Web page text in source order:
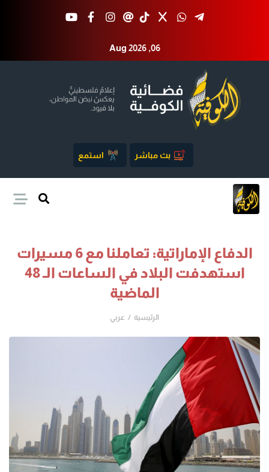
Aug 2026 ,06
بث مباشر استمع
الدفاع الإماراتية: تعاملنا مع 6 مسيرات
استهدفت البلاد في الساعات الـ 48
الماضية
الرئيسية عربي